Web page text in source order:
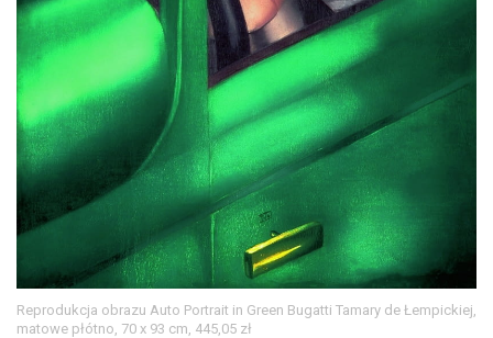
Reprodukcja obrazu Auto Portrait in Green Bugatti Tamary de Łempickiej,
matowe płótno, 70 x 93 cm, 445,05 zł